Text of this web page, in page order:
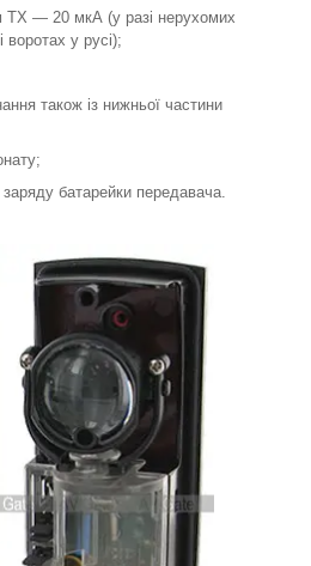
TX — 20 мкА (у разі нерухомих
воротах у русі);
також із нижньої частини
заряду батарейки передавача.